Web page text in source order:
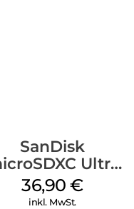
SanDisk
Ultra
GB + Adapter
Mobile
36,90€
inkl. MwSt.